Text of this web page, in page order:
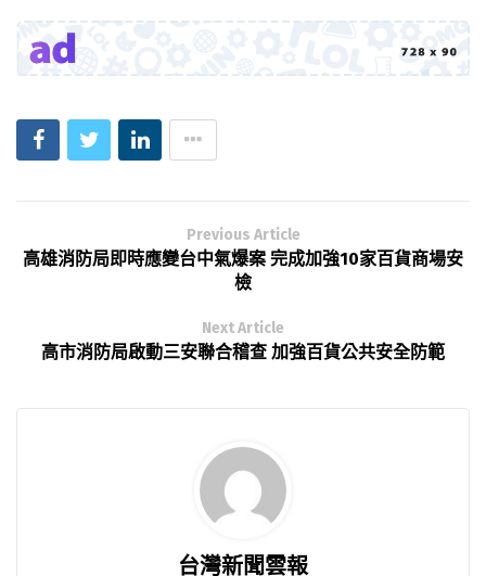
Previous Article
高雄消防局即時應變台中氣爆案 完成加強10家百貨商場安
檢
Next Article
高市消防局啟動三安聯合稽查 加強百貨公共安全防範
台灣新聞雲報